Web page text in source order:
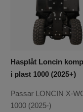
Hasplåt Loncin
i plast 1000 (2025+)
Passar LONCIN X-
1000 (2025-)